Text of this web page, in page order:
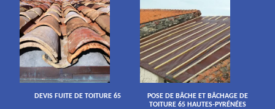
DEVIS FUITE DE TOITURE 65
POSE DE BÂCHE ET BÂCHAGE DE
TOITURE 65 HAUTES-PYRÉNÉES